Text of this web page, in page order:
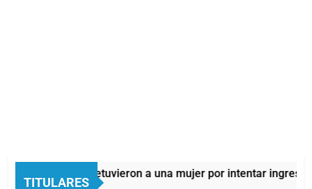
TITULARES
Quilmes: detuvieron a una mujer por intentar